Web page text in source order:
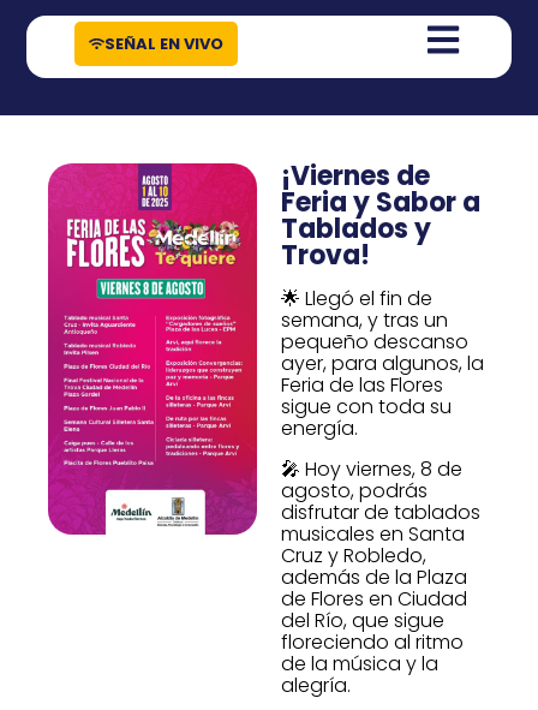
contenido
SEÑAL EN VIVO
¡Viernes de
Feria y Sabor a
Tablados y
Trova!
🌟 Llegó el fin de
semana, y tras un
pequeño descanso
ayer, para algunos, la
Feria de las Flores
sigue con toda su
energía.
🎤 Hoy viernes, 8 de
agosto, podrás
disfrutar de tablados
musicales en Santa
Cruz y Robledo,
además de la Plaza
de Flores en Ciudad
del Río, que sigue
floreciendo al ritmo
de la música y la
alegría.